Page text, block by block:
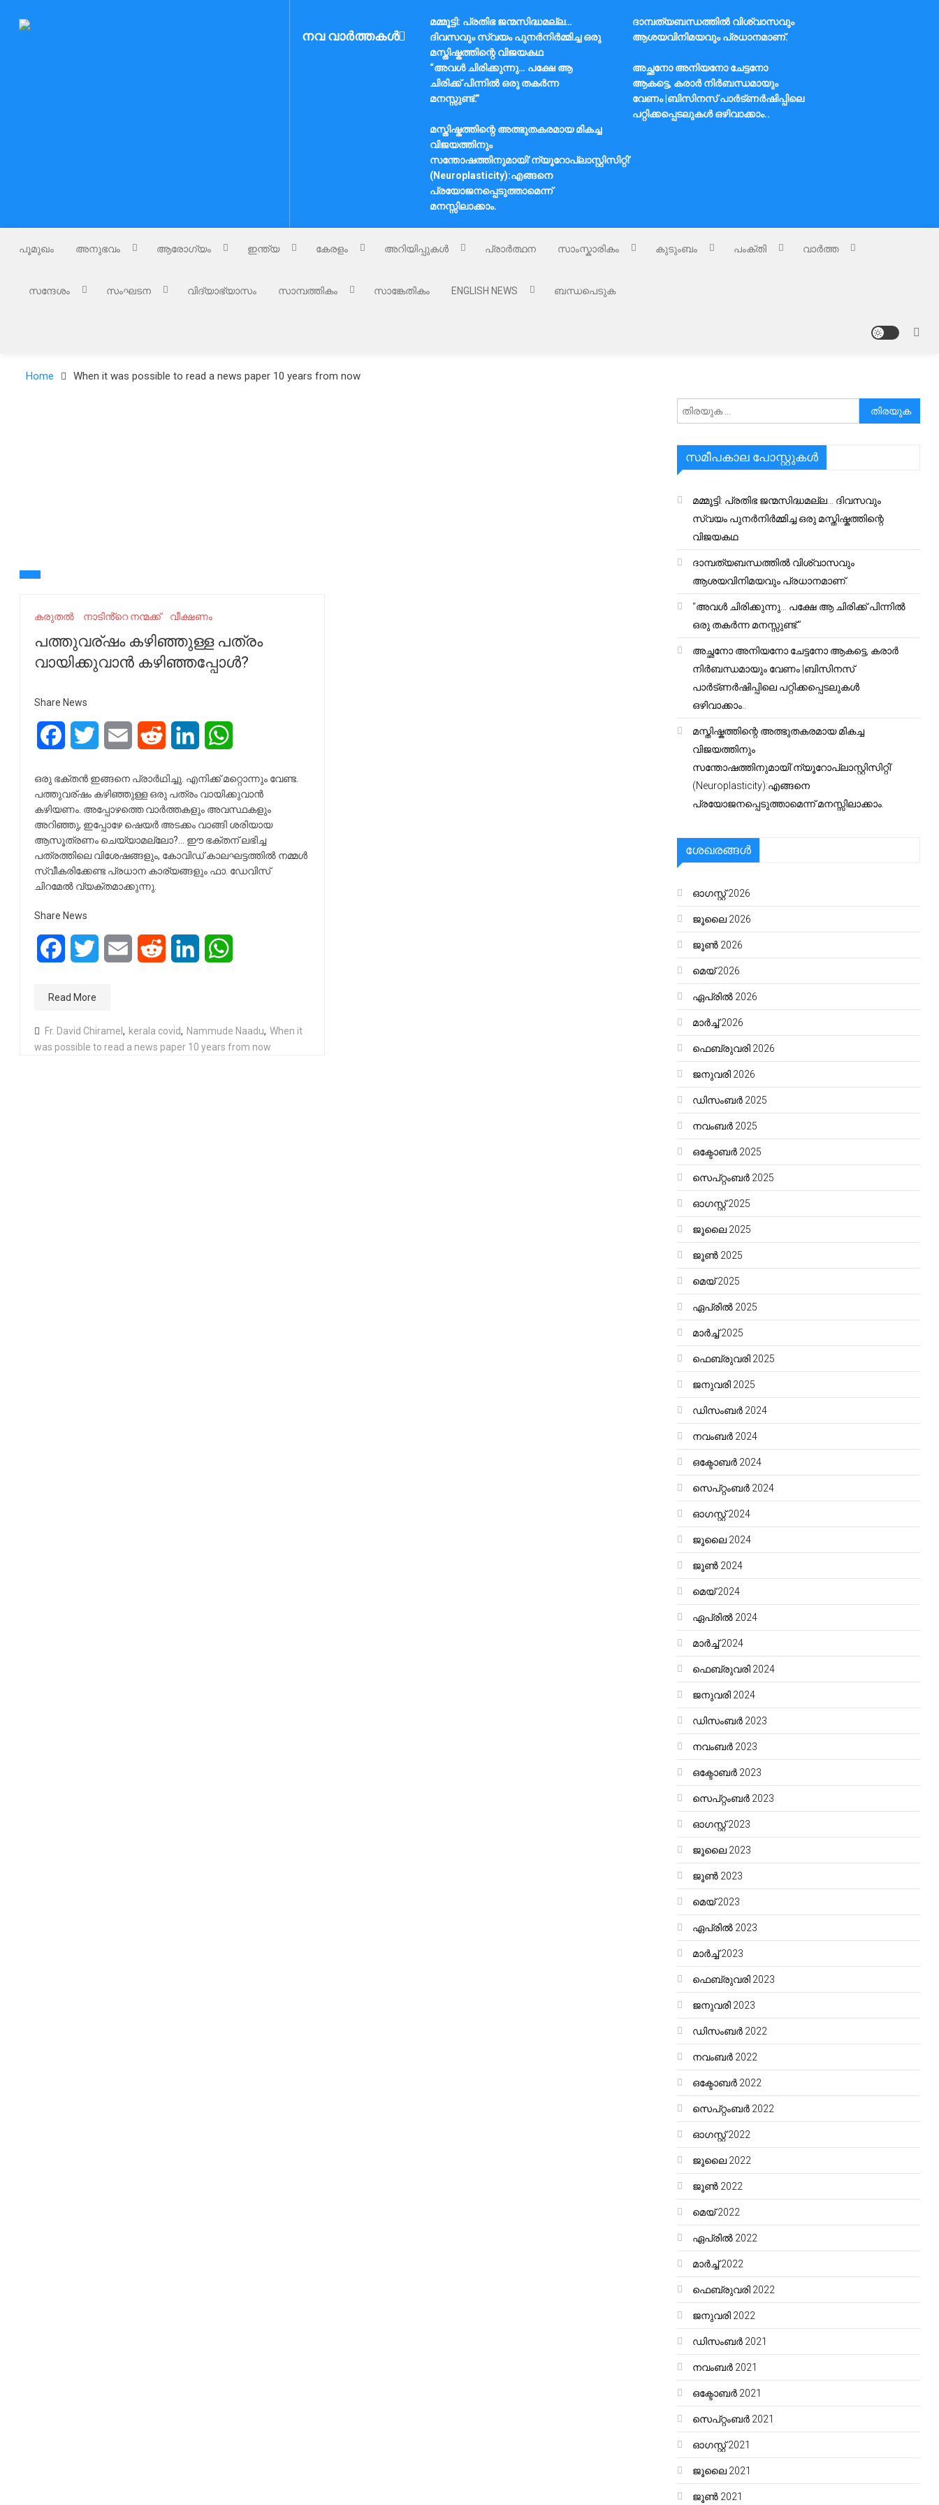
Nammude Naadu നവ വാർത്തകൾ
മമ്മൂട്ടി: പ്രതിഭ ജന്മസിദ്ധമല്ല…
ദിവസവും സ്വയം പുനർനിർമ്മിച്ച ഒരു
മസ്തിഷ്കത്തിന്റെ വിജയകഥ
ദാമ്പത്യബന്ധത്തിൽ വിശ്വാസവും
ആശയവിനിമയവും പ്രധാനമാണ്.
“അവൾ ചിരിക്കുന്നു… പക്ഷേ ആ
ചിരിക്ക് പിന്നിൽ ഒരു തകർന്ന
മനസ്സുണ്ട്.”
അച്ഛനോ അനിയനോ ചേട്ടനോ
ആകട്ടെ, കരാർ നിർബന്ധമായും
വേണം |ബിസിനസ് പാർട്ണർഷിപ്പിലെ
പറ്റിക്കപ്പെടലുകൾ ഒഴിവാക്കാം..
മസ്തിഷ്കത്തിന്റെ അത്ഭുതകരമായ മികച്ച
വിജയത്തിനും
സന്തോഷത്തിനുമായി’ന്യൂറോപ്ലാസ്റ്റിസിറ്റി’
(Neuroplasticity):എങ്ങനെ
പ്രയോജനപ്പെടുത്താമെന്ന്
മനസ്സിലാക്കാം.
പൂമുഖം അനുഭവം ആരോഗ്യം ഇന്ത്യ കേരളം അറിയിപ്പുകൾ പ്രാർത്ഥന സാംസ്കാരികം കുടുംബം പംക്തി വാർത്ത
സന്ദേശം സംഘടന വിദ്യാഭ്യാസം സാമ്പത്തികം സാങ്കേതികം ENGLISH NEWS ബന്ധപെടുക
Home When it was possible to read a news paper 10 years from now
കരുതൽ നാടിൻ്റെ നന്മക്ക് വീക്ഷണം
പത്തുവര്ഷം കഴിഞ്ഞുള്ള പത്രം
വായിക്കുവാൻ കഴിഞ്ഞപ്പോൾ?
Share News
FacebookTwitter Email Reddit LinkedIn
ഒരു ഭക്തൻ ഇങ്ങനെ പ്രാർഥിച്ചു. എനിക്ക് മറ്റൊന്നും വേണ്ട.
പത്തുവര്ഷം കഴിഞ്ഞുള്ള ഒരു പത്രം വായിക്കുവാൻ
കഴിയണം. അപ്പോഴത്തെ വാർത്തകളും അവസ്ഥകളും
അറിഞ്ഞു, ഇപ്പോഴേ ഷെയർ അടക്കം വാങ്ങി ശരിയായ
ആസൂത്രണം ചെയ്യാമല്ലോ?… ഈ ഭക്തന് ലഭിച്ച
പത്രത്തിലെ വിശേഷങ്ങളും, കോവിഡ് കാലഘട്ടത്തിൽ നമ്മൾ
സ്വീകരിക്കേണ്ട പ്രധാന കാര്യങ്ങളും ഫാ. ഡേവിസ്
ചിറമേൽ വ്യക്തമാക്കുന്നു.
Share News
FacebookTwitter Email Reddit LinkedIn
Read More
Fr. David Chiramel , kerala covid, Nammude Naadu, When it
was possible to read a news paper 10 years from now
അനേഷിക്കുക
സമീപകാല പോസ്റ്റുകൾ
മമ്മൂട്ടി: പ്രതിഭ ജന്മസിദ്ധമല്ല… ദിവസവും
സ്വയം പുനർനിർമ്മിച്ച ഒരു മസ്തിഷ്കത്തിന്റെ
വിജയകഥ
ദാമ്പത്യബന്ധത്തിൽ വിശ്വാസവും
ആശയവിനിമയവും പ്രധാനമാണ്.
“അവൾ ചിരിക്കുന്നു… പക്ഷേ ആ ചിരിക്ക് പിന്നിൽ
ഒരു തകർന്ന മനസ്സുണ്ട്.”
അച്ഛനോ അനിയനോ ചേട്ടനോ ആകട്ടെ, കരാർ
നിർബന്ധമായും വേണം |ബിസിനസ്
പാർട്ണർഷിപ്പിലെ പറ്റിക്കപ്പെടലുകൾ
ഒഴിവാക്കാം..
മസ്തിഷ്കത്തിന്റെ അത്ഭുതകരമായ മികച്ച
വിജയത്തിനും
സന്തോഷത്തിനുമായി’ന്യൂറോപ്ലാസ്റ്റിസിറ്റി’
(Neuroplasticity):എങ്ങനെ
പ്രയോജനപ്പെടുത്താമെന്ന് മനസ്സിലാക്കാം.
ശേഖരങ്ങൾ
ഓഗസ്റ്റ്‌ 2026
ജൂലൈ 2026
ജൂൺ 2026
മെയ്‌ 2026
ഏപ്രിൽ 2026
മാർച്ച്‌ 2026
ഫെബ്രുവരി 2026
ജനുവരി 2026
ഡിസംബർ 2025
നവംബർ 2025
ഒക്ടോബർ 2025
സെപ്റ്റംബർ 2025
ഓഗസ്റ്റ്‌ 2025
ജൂലൈ 2025
ജൂൺ 2025
മെയ്‌ 2025
ഏപ്രിൽ 2025
മാർച്ച്‌ 2025
ഫെബ്രുവരി 2025
ജനുവരി 2025
ഡിസംബർ 2024
നവംബർ 2024
ഒക്ടോബർ 2024
സെപ്റ്റംബർ 2024
ഓഗസ്റ്റ്‌ 2024
ജൂലൈ 2024
ജൂൺ 2024
മെയ്‌ 2024
ഏപ്രിൽ 2024
മാർച്ച്‌ 2024
ഫെബ്രുവരി 2024
ജനുവരി 2024
ഡിസംബർ 2023
നവംബർ 2023
ഒക്ടോബർ 2023
സെപ്റ്റംബർ 2023
ഓഗസ്റ്റ്‌ 2023
ജൂലൈ 2023
ജൂൺ 2023
മെയ്‌ 2023
ഏപ്രിൽ 2023
മാർച്ച്‌ 2023
ഫെബ്രുവരി 2023
ജനുവരി 2023
ഡിസംബർ 2022
നവംബർ 2022
ഒക്ടോബർ 2022
സെപ്റ്റംബർ 2022
ഓഗസ്റ്റ്‌ 2022
ജൂലൈ 2022
ജൂൺ 2022
മെയ്‌ 2022
ഏപ്രിൽ 2022
മാർച്ച്‌ 2022
ഫെബ്രുവരി 2022
ജനുവരി 2022
ഡിസംബർ 2021
നവംബർ 2021
ഒക്ടോബർ 2021
സെപ്റ്റംബർ 2021
ഓഗസ്റ്റ്‌ 2021
ജൂലൈ 2021
ജൂൺ 2021